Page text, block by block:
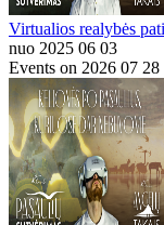
Virtualios realybės
nuo 2025 06 03
Events on 2026 07 28